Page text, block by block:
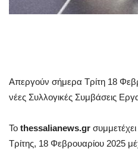
Απεργούν σήμερα Τρίτη 18
νέες Συλλογικές Συμβάσεις
Το thessalianews.gr
Τρίτης, 18 Φεβρουαρίου 2025